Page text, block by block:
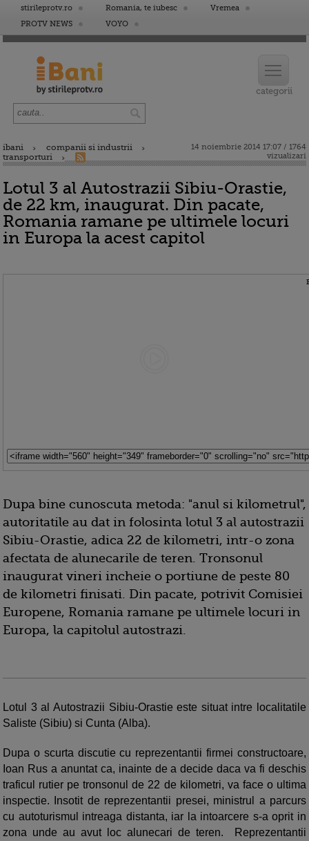
stirileprotv.ro Romania, te iubesc
Vremea
PROTV NEWS
VOYO
ibani
companii si industrii
transporturi
14 noiembrie 2014 17:07 / 1764
vizualizari
Lotul 3 al Autostrazii Sibiu-Orastie,
de 22 km, inaugurat. Din pacate,
Romania ramane pe ultimele locuri
in Europa la acest capitol
Dupa bine cunoscuta metoda: "anul si kilometrul",
autoritatile au dat in folosinta lotul 3 al autostrazii
Sibiu-Orastie, adica 22 de kilometri, intr-o zona
afectata de alunecarile de teren. Tronsonul
inaugurat vineri incheie o portiune de peste 80
de kilometri finisati. Din pacate, potrivit Comisiei
Europene, Romania ramane pe ultimele locuri in
Europa, la capitolul autostrazi.
Lotul 3 al Autostrazii Sibiu-Orastie este situat intre localitatile
Saliste (Sibiu) si Cunta (Alba).
Dupa o scurta discutie cu reprezentantii firmei constructoare,
Ioan Rus a anuntat ca, inainte de a decide daca va fi deschis
traficul rutier pe tronsonul de 22 de kilometri, va face o ultima
inspectie. Insotit de reprezentantii presei, ministrul a parcurs
cu autoturismul intreaga distanta, iar la intoarcere s-a oprit in
zona unde au avut loc alunecari de teren. Reprezentantii